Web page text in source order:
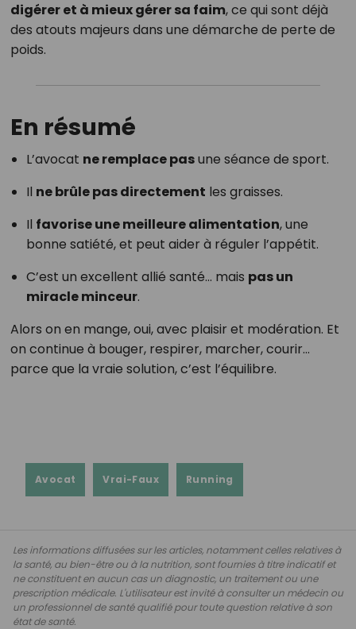
digérer et à mieux gérer sa faim, ce qui sont déjà
des atouts majeurs dans une démarche de perte de
poids.
En résumé
L’avocat ne remplace pasune séance de sport.
Il ne brûle pas directement les graisses.
Il favorise une meilleure alimentation, une
bonne satiété, et peut aider à réguler l’appétit.
C’est un excellent allié santé… mais pas un
miracle minceur.
Alors on en mange, oui, avec plaisir et modération. Et
on continue à bouger, respirer, marcher, courir…
parce que la vraie solution, c’est l’équilibre.
Avocat Vrai-Faux Running
Les informations diffusées sur les articles, notamment celles relatives à
la santé, au bien-être ou à la nutrition, sont fournies à titre indicatif et
ne constituent en aucun cas un diagnostic, un traitement ou une
prescription médicale. L'utilisateur est invité à consulter un médecin ou
un professionnel de santé qualifié pour toute question relative à son
état de santé.